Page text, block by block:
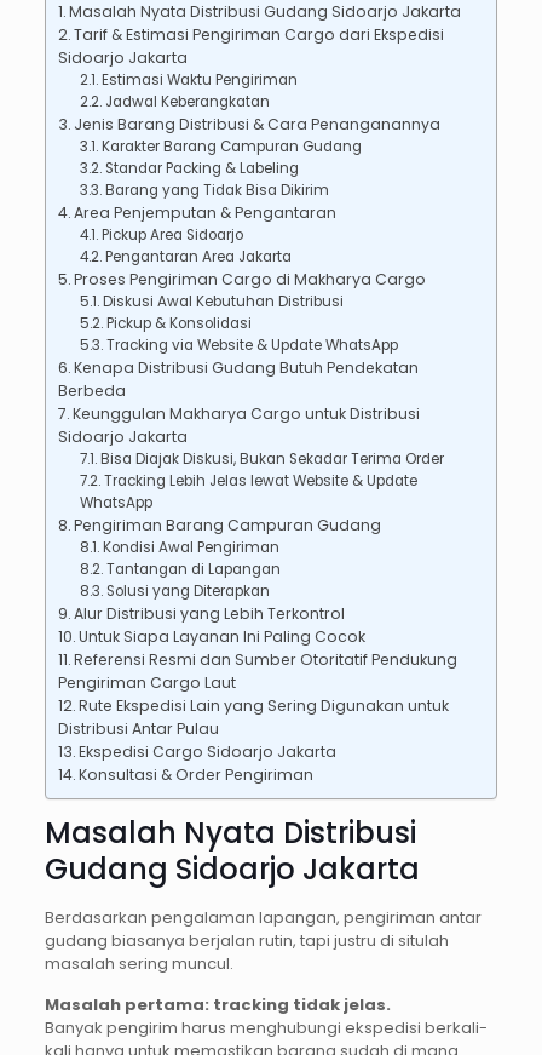
Masalah Nyata Distribusi Gudang Sidoarjo Jakarta
Tarif & Estimasi Pengiriman Cargo dari Ekspedisi
Sidoarjo Jakarta
Estimasi Waktu Pengiriman
Jadwal Keberangkatan
Jenis Barang Distribusi & Cara Penanganannya
Karakter Barang Campuran Gudang
Standar Packing & Labeling
Barang yang Tidak Bisa Dikirim
Area Penjemputan & Pengantaran
Pickup Area Sidoarjo
Pengantaran Area Jakarta
Proses Pengiriman Cargo di Makharya Cargo
Diskusi Awal Kebutuhan Distribusi
Pickup & Konsolidasi
Tracking via Website & Update WhatsApp
Kenapa Distribusi Gudang Butuh Pendekatan
Berbeda
Keunggulan Makharya Cargo untuk Distribusi
Sidoarjo Jakarta
Bisa Diajak Diskusi, Bukan Sekadar Terima Order
Tracking Lebih Jelas lewat Website & Update
WhatsApp
Pengiriman Barang Campuran Gudang
Kondisi Awal Pengiriman
Tantangan di Lapangan
Solusi yang Diterapkan
Alur Distribusi yang Lebih Terkontrol
Untuk Siapa Layanan Ini Paling Cocok
Referensi Resmi dan Sumber Otoritatif Pendukung
Pengiriman Cargo Laut
Rute Ekspedisi Lain yang Sering Digunakan untuk
Distribusi Antar Pulau
Ekspedisi Cargo Sidoarjo Jakarta
Konsultasi & Order Pengiriman
Masalah Nyata Distribusi
Gudang Sidoarjo Jakarta
Berdasarkan pengalaman lapangan, pengiriman antar
gudang biasanya berjalan rutin, tapi justru di situlah
masalah sering muncul.
Masalah pertama: tracking tidak jelas.
Banyak pengirim harus menghubungi ekspedisi berkali-